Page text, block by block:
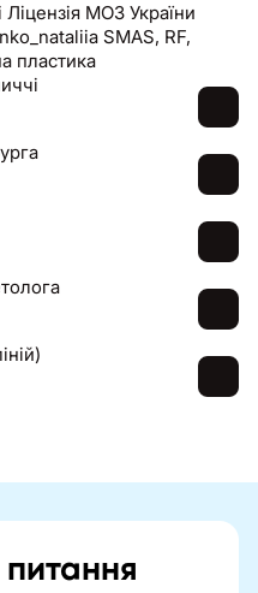
МОЗ України
SMAS, RF,
пластика